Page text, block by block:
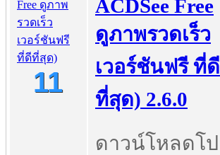
11
ACDSee Free
ดูภาพรวดเร็ว
เวอร์ชันฟรี ที่ดี
ที่สุด) 2.6.0
ดาวน์โหลดโป